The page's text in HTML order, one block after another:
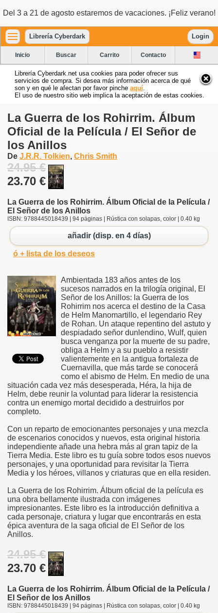
Del 3 a 21 de agosto estaremos de vacaciones. ¡Feliz verano!
Librería Cyberdark Login
Inicio Buscar Carrito Contacto
Librería Cyberdark.net usa cookies para poder ofrecer sus
servicios de compra. Si desea más información acerca de qué
son y en qué le afectan por favor pinche aquí
El uso de nuestro sitio web implica la aceptación de estas cookies.
La Guerra de los Rohirrim. Álbum
Oficial de la Película / El Señor de
los Anillos
De J.R.R. Tolkien, Chris Smith
24.95 €
23.70 €
La Guerra de los Rohirrim. Álbum Oficial de la Película /
El Señor de los Anillos
ISBN: 9788445018439 | 94 páginas | Rústica con solapas, color | 0.40 kg
añadir (disp. en 4 días)
ó + lista de los deseos
Ambientada 183 años antes de los
sucesos narrados en la trilogía original, El
Señor de los Anillos: la Guerra de los
Rohirrim nos acerca el destino de la Casa
de Helm Manomartillo, el legendario Rey
de Rohan. Un ataque repentino del astuto y
despiadado señor dunlendino, Wulf, quien
busca venganza por la muerte de su padre,
obliga a Helm y a su pueblo a resistir
valientemente en la antigua fortaleza de
Cuernavilla, que más tarde se conocerá
como el abismo de Helm. En medio de una
situación cada vez más desesperada, Héra, la hija de
Helm, debe reunir la voluntad para liderar la resistencia
contra un enemigo mortal decidido a destruirlos por
completo.
Con un reparto de emocionantes personajes y una mezcla
de escenarios conocidos y nuevos, esta original historia
independiente añade una hebra más al gran tapiz de la
Tierra Media. Este libro es tu guía sobre todos esos nuevos
personajes, y una oportunidad para revisitar la Tierra
Media y los héroes, villanos y criaturas que en ella residen.
La Guerra de los Rohirrim. Álbum oficial de la película es
una obra bellamente ilustrada con imágenes
impresionantes. Este libro es la introducción definitiva a
cada personaje, criatura y lugar que encontrarás en esta
épica aventura de la saga oficial de El Señor de los
Anillos.
24.95 €
23.70 €
La Guerra de los Rohirrim. Álbum Oficial de la Película /
El Señor de los Anillos
ISBN: 9788445018439 | 94 páginas | Rústica con solapas, color | 0.40 kg